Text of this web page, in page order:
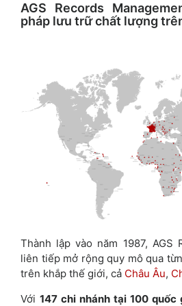
AGS Records
pháp lưu trữ chất lượng
Thành lập vào năm 1987, AGS
liên tiếp mở rộng quy mô qua
trên khắp thế giới, cả Châu Âu,
Với 147 chi nhánh tại 100 quốc